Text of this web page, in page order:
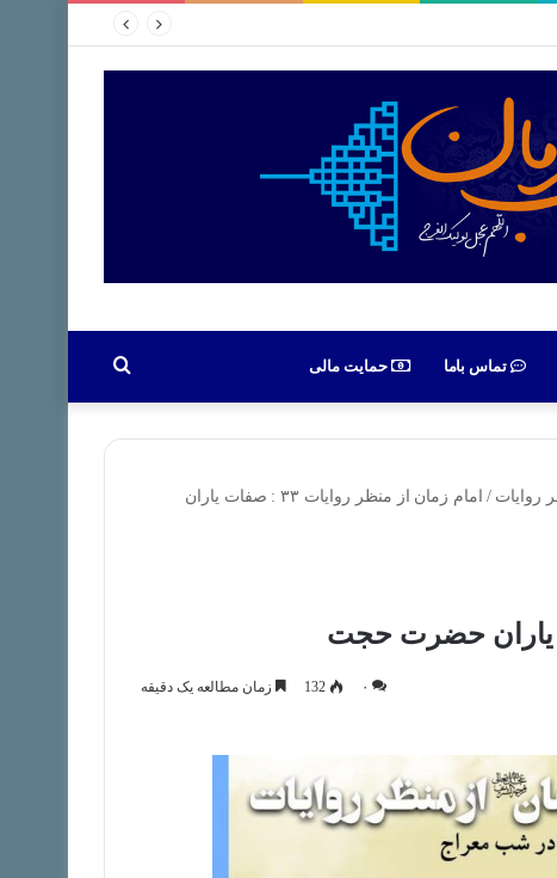
تماس باما حمایت مالی
روایات / امام زمان از منظر روایات ۳۳ : صفات یاران
۰ 132 زمان مطالعه یک دقیقه